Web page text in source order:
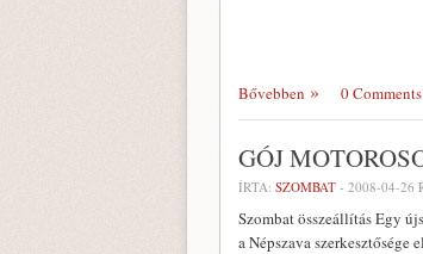
Bővebben 0 Comments
GÓJ
ÍRTA: SZOMBAT - 2008-04-26
Szombat összeállítás Egy
a Népszava